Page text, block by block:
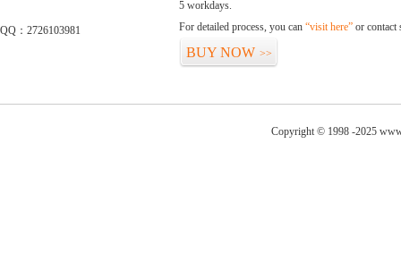
QQ：2726103981
5 workdays.
For detailed process, you can “visit here” or contact
BUY NOW >>
Copyright © 1998 -2025